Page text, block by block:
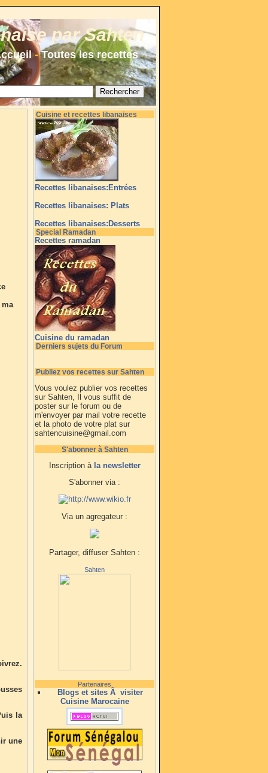
par Sahten
-Toutes les recettes
ma
la
une
Cuisine et recettes libanaises
Recettes libanaises:Entrées
Recettes libanaises: Plats
Recettes libanaises:Desserts
Special Ramadan
Recettes ramadan
Cuisine du ramadan
Derniers sujets du Forum
Publiez vos recettes sur Sahten
Vous voulez publier vos recettes
sur Sahten, Il vous suffit de
poster sur le forum ou de
m'envoyer par mail votre recette
et la photo de votre plat sur
sahtencuisine@gmail.com
S'abonner à Sahten
Inscription à la newsletter
S'abonner via :
Via un agregateur :
Partager, diffuser Sahten :
Sahten
Partenaires
Blogs et sites Ã visiter
Cuisine Marocaine